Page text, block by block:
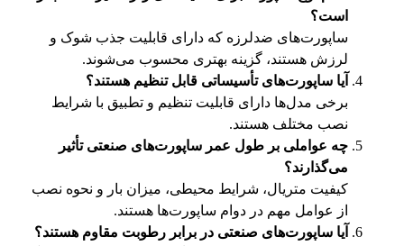
است؟
ساپورت‌های ضدلرزه که دارای قابلیت جذب شوک و
لرزش هستند، گزینه بهتری محسوب می‌شوند.
آیا ساپورت‌های تأسیساتی قابل تنظیم هستند؟
برخی مدل‌ها دارای قابلیت تنظیم و تطبیق با شرایط
نصب مختلف هستند.
چه عواملی بر طول عمر ساپورت‌های صنعتی تأثیر
می‌گذارند؟
کیفیت متریال، شرایط محیطی، میزان بار و نحوه نصب
از عوامل مهم در دوام ساپورت‌ها هستند.
آیا ساپورت‌های صنعتی در برابر رطوبت مقاوم هستند؟